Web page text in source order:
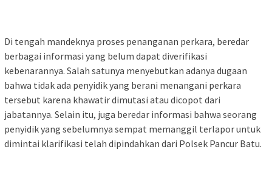
Di tengah mandeknya proses penanganan perkara, beredar
berbagai informasi yang belum dapat diverifikasi
kebenarannya. Salah satunya menyebutkan adanya dugaan
bahwa tidak ada penyidik yang berani menangani perkara
tersebut karena khawatir dimutasi atau dicopot dari
jabatannya. Selain itu, juga beredar informasi bahwa seorang
penyidik yang sebelumnya sempat memanggil terlapor untuk
dimintai klarifikasi telah dipindahkan dari Polsek Pancur Batu.